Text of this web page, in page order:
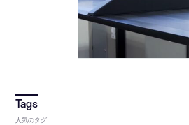
人気のタグ